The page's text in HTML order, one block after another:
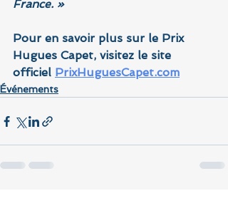
France. »
Pour en savoir plus sur le Prix
Hugues Capet, visitez le site
officiel PrixHuguesCapet.com
Événements